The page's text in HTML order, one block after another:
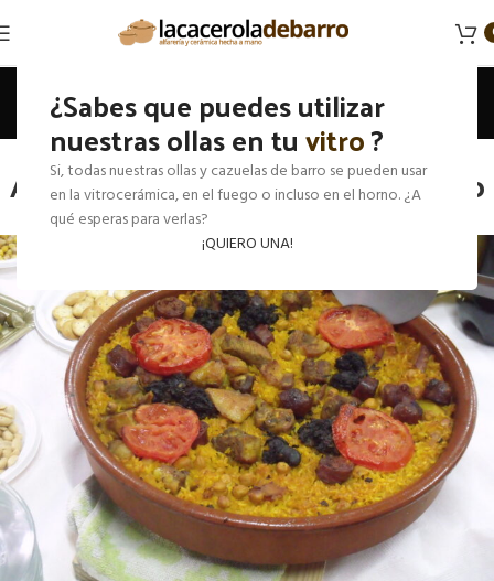
¿Sabes que puedes utilizar
nuestras ollas en tuvitro?
Si, todas nuestras ollas y cazuelas de barro se pueden usar
en la vitrocerámica, en el fuego o incluso en el horno. ¿A
qué esperas para verlas?
¡QUIERO UNA!
Blog
Inicio Recetas
RECETAS
Arroz al horno en cazuela de barro
En 11 mayo, 2026